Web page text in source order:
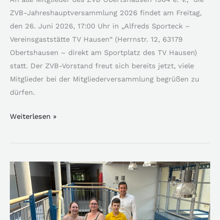
ZVB-Jahreshauptversammlung 2026 findet am Freitag,
den 26. Juni 2026, 17:00 Uhr in „Alfreds Sporteck –
Vereinsgaststätte TV Hausen“ (Herrnstr. 12, 63179
Obertshausen – direkt am Sportplatz des TV Hausen)
statt. Der ZVB-Vorstand freut sich bereits jetzt, viele
Mitglieder bei der Mitgliederversammlung begrüßen zu
dürfen.
Weiterlesen »
Sparda-
Bank-
Hessen
fördert